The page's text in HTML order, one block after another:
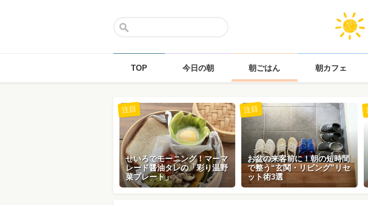
TOP 今日の朝 朝ごはん 朝カフェ
せいろでモーニング！マーマ
レード醤油タレの「彩り温野
菜プレート」
注目
お盆の来客前に！朝の短時間
で整う“玄関・リビング”リセ
ット術3選
注目